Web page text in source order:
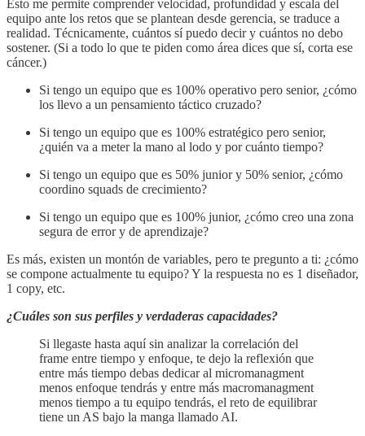
Esto me permite comprender velocidad, profundidad y escala del
equipo ante los retos que se plantean desde gerencia, se traduce a
realidad. Técnicamente, cuántos sí puedo decir y cuántos no debo
sostener. (Si a todo lo que te piden como área dices que sí, corta ese
cáncer.)
Si tengo un equipo que es 100% operativo pero senior, ¿cómo
los llevo a un pensamiento táctico cruzado?
Si tengo un equipo que es 100% estratégico pero senior,
¿quién va a meter la mano al lodo y por cuánto tiempo?
Si tengo un equipo que es 50% junior y 50% senior, ¿cómo
coordino squads de crecimiento?
Si tengo un equipo que es 100% junior, ¿cómo creo una zona
segura de error y de aprendizaje?
Es más, existen un montón de variables, pero te pregunto a ti: ¿cómo
se compone actualmente tu equipo? Y la respuesta no es 1 diseñador,
1 copy, etc.
¿Cuáles son sus perfiles y verdaderas capacidades?
Si llegaste hasta aquí sin analizar la correlación del
frame entre tiempo y enfoque, te dejo la reflexión que
entre más tiempo debas dedicar al micromanagment
menos enfoque tendrás y entre más macromanagment
menos tiempo a tu equipo tendrás, el reto de equilibrar
tiene un AS bajo la manga llamado AI.